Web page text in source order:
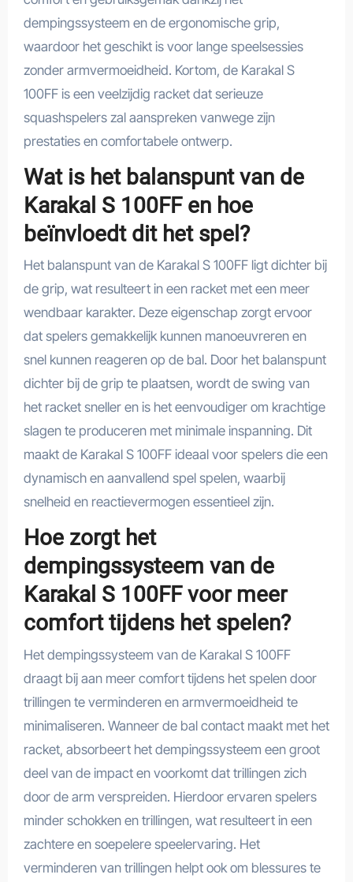
dempingssysteem en de ergonomische grip,
waardoor het geschikt is voor lange speelsessies
zonder armvermoeidheid. Kortom, de Karakal S
100FF is een veelzijdig racket dat serieuze
squashspelers zal aanspreken vanwege zijn
prestaties en comfortabele ontwerp.
Wat is het balanspunt van de
Karakal S 100FF en hoe
beïnvloedt dit het spel?
Het balanspunt van de Karakal S 100FF ligt dichter bij
de grip, wat resulteert in een racket met een meer
wendbaar karakter. Deze eigenschap zorgt ervoor
dat spelers gemakkelijk kunnen manoeuvreren en
snel kunnen reageren op de bal. Door het balanspunt
dichter bij de grip te plaatsen, wordt de swing van
het racket sneller en is het eenvoudiger om krachtige
slagen te produceren met minimale inspanning. Dit
maakt de Karakal S 100FF ideaal voor spelers die een
dynamisch en aanvallend spel spelen, waarbij
snelheid en reactievermogen essentieel zijn.
Hoe zorgt het
dempingssysteem van de
Karakal S 100FF voor meer
comfort tijdens het spelen?
Het dempingssysteem van de Karakal S 100FF
draagt bij aan meer comfort tijdens het spelen door
trillingen te verminderen en armvermoeidheid te
minimaliseren. Wanneer de bal contact maakt met het
racket, absorbeert het dempingssysteem een groot
deel van de impact en voorkomt dat trillingen zich
door de arm verspreiden. Hierdoor ervaren spelers
minder schokken en trillingen, wat resulteert in een
zachtere en soepelere speelervaring. Het
verminderen van trillingen helpt ook om blessures te